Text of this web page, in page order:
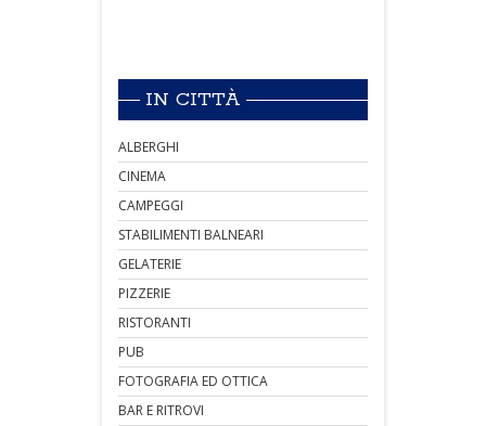
IN CITTÀ
ALBERGHI
CINEMA
CAMPEGGI
STABILIMENTI BALNEARI
GELATERIE
PIZZERIE
RISTORANTI
PUB
FOTOGRAFIA ED OTTICA
BAR E RITROVI